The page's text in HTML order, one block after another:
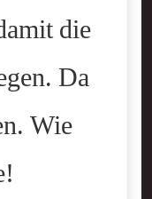
die
Da
Wie